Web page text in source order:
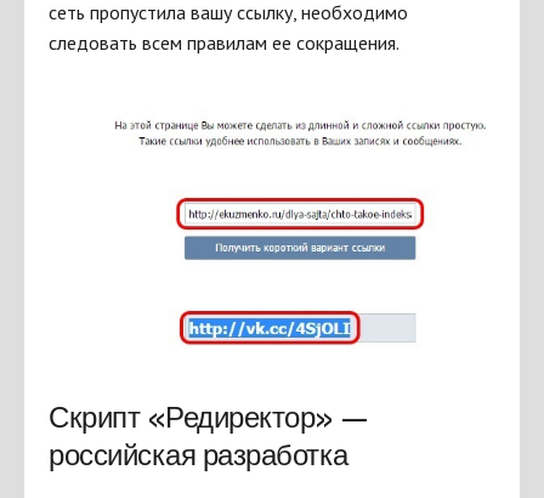
сеть пропустила вашу ссылку, необходимо
следовать всем правилам ее сокращения.
Скрипт «Редиректор» —
российская разработка